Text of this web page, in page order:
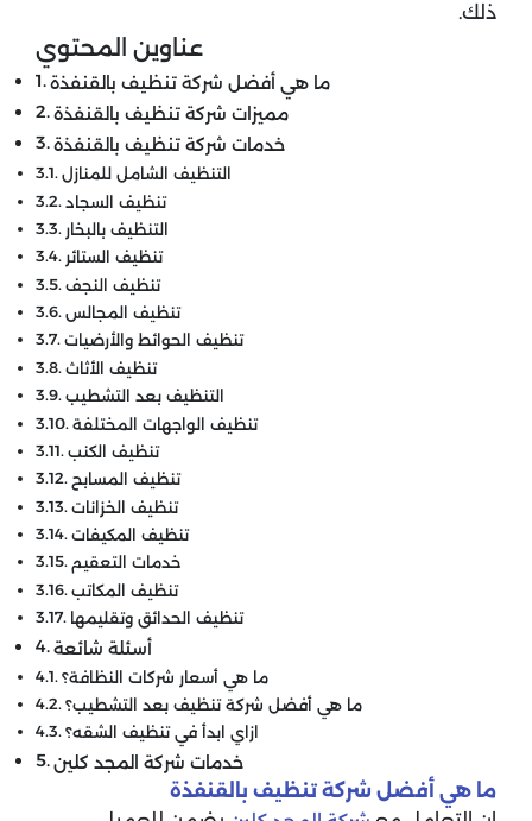
ذلك.
عناوين المحتوي
ما هي أفضل شركة تنظيف بالقنفذة
مميزات شركة تنظيف بالقنفذة
خدمات شركة تنظيف بالقنفذة
التنظيف الشامل للمنازل
تنظيف السجاد
التنظيف بالبخار
تنظيف الستائر
تنظيف النجف
تنظيف المجالس
تنظيف الحوائط والأرضيات
تنظيف الأثاث
التنظيف بعد التشطيب
تنظيف الواجهات المختلفة
تنظيف الكنب
تنظيف المسابح
تنظيف الخزانات
تنظيف المكيفات
خدمات التعقيم
تنظيف المكاتب
تنظيف الحدائق وتقليمها
أسئلة شائعة
ما هي أسعار شركات النظافة؟
ما هي أفضل شركة تنظيف بعد التشطيب؟
ازاي ابدأ في تنظيف الشقه؟
خدمات شركة المجد كلين
ما هي أفضل شركة تنظيف بالقنفذة